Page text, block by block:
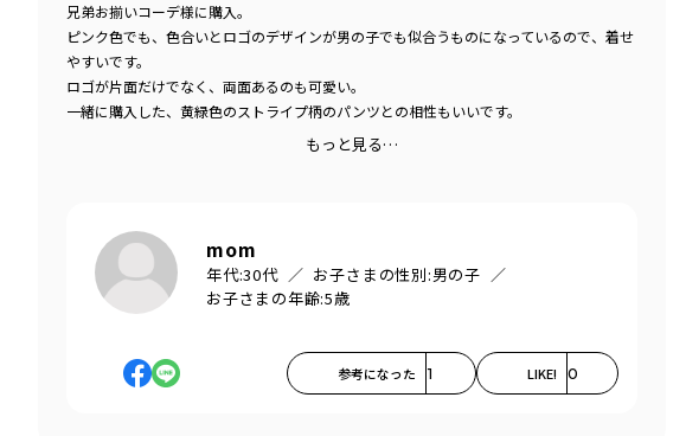
兄弟お揃いコーデ様に購入。
ピンク色でも、色合いとロゴのデザインが男の子でも似合うものになっているので、着せ
やすいです。
ロゴが片面だけでなく、両面あるのも可愛い。
一緒に購入した、黄緑色のストライプ柄のパンツとの相性もいいです。
もっと見る…
mom
年代:30代 お子さまの性別:男の子
お子さまの年齢:5歳
参考になった 1 LIKE! 0